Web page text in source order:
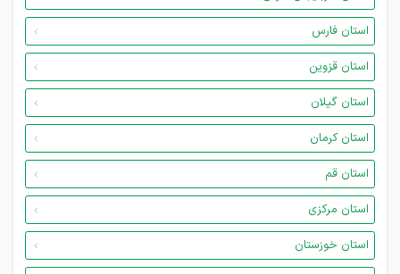
استان فارس
استان قزوین
استان گیلان
استان کرمان
استان قم
استان مرکزی
استان خوزستان